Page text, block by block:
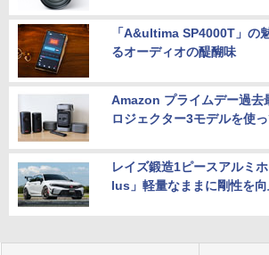
「A&ultima SP4000T」の
るオーディオの醍醐味
Amazon プライムデー過
ロジェクター3モデルを使
レイズ鍛造1ピースアルミ
lus」軽量なままに剛性を